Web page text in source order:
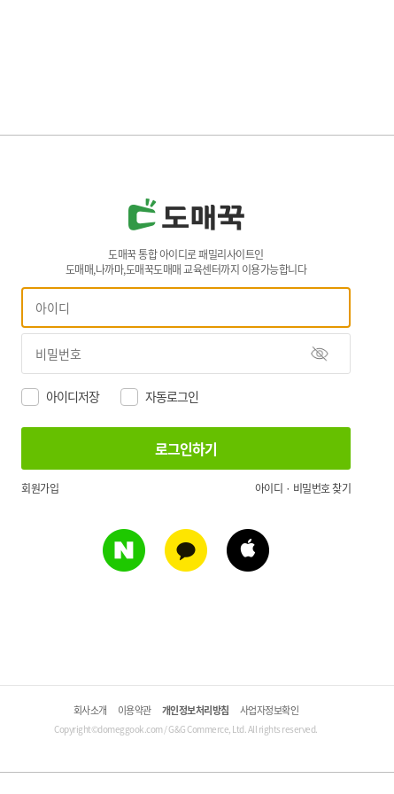
도매꾹 통합 아이디로 패밀리사이트인
도매매,나까마,도매꾹도매매 교육센터까지 이용가능합니다
아이디저장 자동로그인
회원가입 아이디 · 비밀번호 찾기
회사소개 이용약관 개인정보처리방침 사업자정보확인
Copyright©domeggook.com / G&G Commerce, Ltd. All rights reserved.